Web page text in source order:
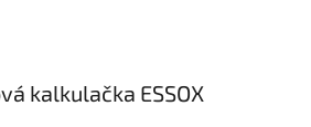
kalkulačka ESSOX